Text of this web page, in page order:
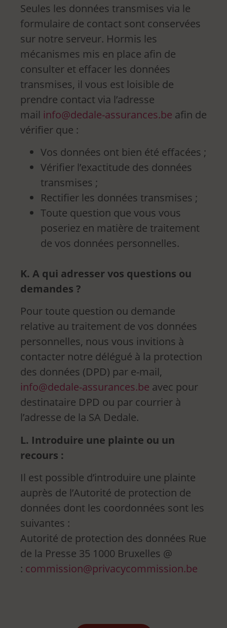
Seules les données transmises via le
formulaire de contact sont conservées
sur notre serveur. Hormis les
mécanismes mis en place afin de
consulter et effacer les données
transmises, il vous est loisible de
prendre contact via l’adresse
mail info@dedale-assurances.be afin de
vérifier que :
Vos données ont bien été effacées ;
Vérifier l’exactitude des données
transmises ;
Rectifier les données transmises ;
Toute question que vous vous
poseriez en matière de traitement
de vos données personnelles.
K. A qui adresser vos questions ou
demandes ?
Pour toute question ou demande
relative au traitement de vos données
personnelles, nous vous invitions à
contacter notre délégué à la protection
des données (DPD) par e-mail,
info@dedale-assurances.be avec pour
destinataire DPD ou par courrier à
l’adresse de la SA Dedale.
L. Introduire une plainte ou un
recours :
Il est possible d’introduire une plainte
auprès de l’Autorité de protection de
données dont les coordonnées sont les
suivantes :
Autorité de protection des données Rue
de la Presse 35 1000 Bruxelles @
: commission@privacycommission.be